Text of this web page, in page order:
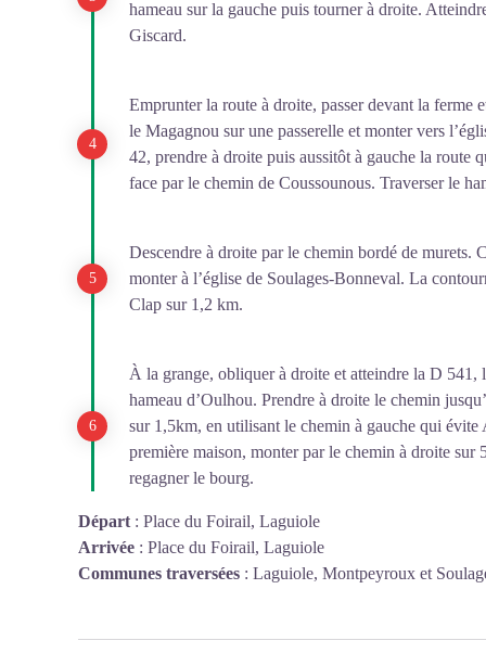
hameau sur la gauche puis tourner à droite.
Giscard.
Emprunter la route à droite, passer devant la
le Magagnou sur une passerelle et monter vers
42, prendre à droite puis aussitôt à gauche la route
face par le chemin de Coussounous. Traverser le
Descendre à droite par le chemin bordé de murets.
monter à l’église de Soulages-Bonneval. La
Clap sur 1,2 km.
À la grange, obliquer à droite et atteindre la D 541,
hameau d’Oulhou. Prendre à droite le chemin
sur 1,5km, en utilisant le chemin à gauche qui
première maison, monter par le chemin à droite
regagner le bourg.
Départ : Place du Foirail, Laguiole
Arrivée : Place du Foirail, Laguiole
Communes traversées : Laguiole, Montpeyroux et